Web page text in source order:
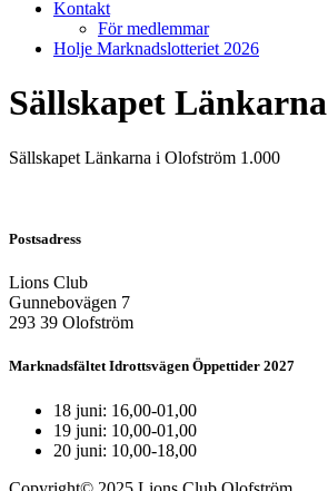
Kontakt
För medlemmar
Holje Marknadslotteriet 2026
Sällskapet Länkarna
Sällskapet Länkarna i Olofström 1.000
Postsadress
Lions Club
Gunnebovägen 7
293 39 Olofström
Marknadsfältet Idrottsvägen Öppettider 2027
18 juni: 16,00-01,00
19 juni: 10,00-01,00
20 juni: 10,00-18,00